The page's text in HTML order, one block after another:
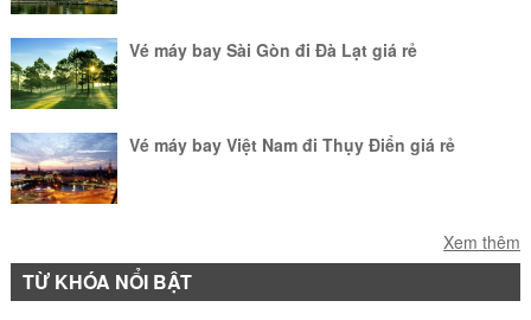
này để tận hưởng kì nghỉ của bạn.
Vé máy bay Sài Gòn đi Đà Lạt giá rẻ
Vé máy bay Việt Nam đi Thụy Điển giá rẻ
Xem thêm
TỪ KHÓA NỔI BẬT